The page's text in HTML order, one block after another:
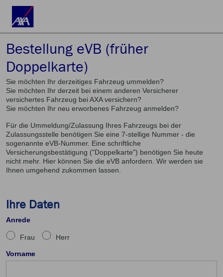
Bestellung eVB (früher
Doppelkarte)
Sie möchten Ihr derzeitiges Fahrzeug ummelden?
Sie möchten Ihr derzeit bei einem anderen Versicherer
versichertes Fahrzeug bei AXA versichern?
Sie möchten Ihr neu erworbenes Fahrzeug anmelden?
Für die Ummeldung/Zulassung Ihres Fahrzeugs bei der
Zulassungsstelle benötigen Sie eine 7-stellige Nummer - die
sogenannte eVB-Nummer. Eine schriftliche
Versicherungsbestätigung ("Doppelkarte") benötigen Sie heute
nicht mehr. Hier können Sie die eVB anfordern. Wir werden sie
Ihnen umgehend zukommen lassen.
Ihre Daten
Anrede
Frau Herr
Vorname